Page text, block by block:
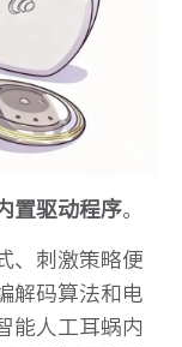
置驱动程序。
、刺激策略便
解码算法和电
能人工耳蜗内